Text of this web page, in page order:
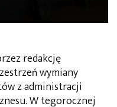
redakcję
wymiany
z administracji
W tegorocznej